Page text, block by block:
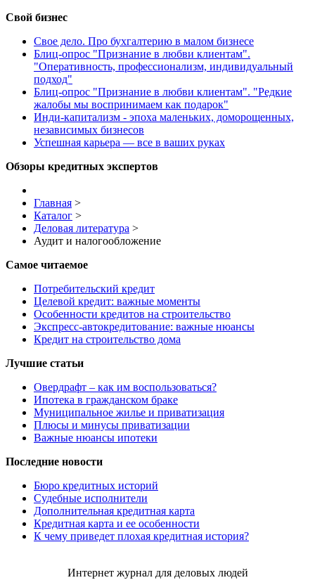
Свой бизнес
Свое дело. Про бухгалтерию в малом бизнесе
Блиц-опрос "Признание в любви клиентам".
"Оперативность, профессионализм, индивидуальный
подход"
Блиц-опрос "Признание в любви клиентам". "Редкие
жалобы мы воспринимаем как подарок"
Инди-капитализм - эпоха маленьких, доморощенных,
независимых бизнесов
Успешная карьера — все в ваших руках
Обзоры кредитных экспертов
Главная >
Каталог >
Деловая литература >
Аудит и налогообложение
Самое читаемое
Потребительский кредит
Целевой кредит: важные моменты
Особенности кредитов на строительство
Экспресс-автокредитование: важные нюансы
Кредит на строительство дома
Лучшие статьи
Овердрафт – как им воспользоваться?
Ипотека в гражданском браке
Муниципальное жилье и приватизация
Плюсы и минусы приватизации
Важные нюансы ипотеки
Последние новости
Бюро кредитных историй
Судебные исполнители
Дополнительная кредитная карта
Кредитная карта и ее особенности
К чему приведет плохая кредитная история?
Интернет журнал для деловых людей